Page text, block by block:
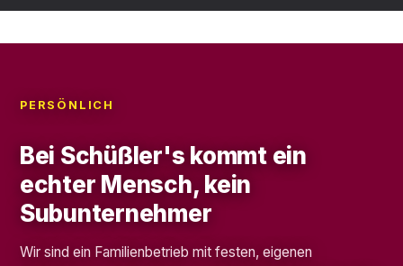
PERSÖNLICH
Bei Schüßler's kommt ein
echter Mensch, kein
Subunternehmer
Wir sind ein Familienbetrieb mit festen, eigenen